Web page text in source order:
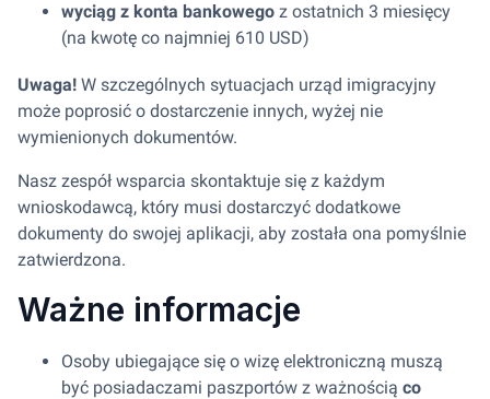
wyciąg z konta bankowego z ostatnich 3 miesięcy
(na kwotę co najmniej 610 USD)
Uwaga! W szczególnych sytuacjach urząd imigracyjny
może poprosić o dostarczenie innych, wyżej nie
wymienionych dokumentów.
Nasz zespół wsparcia skontaktuje się z każdym
wnioskodawcą, który musi dostarczyć dodatkowe
dokumenty do swojej aplikacji, aby została ona pomyślnie
zatwierdzona.
Ważne informacje
Osoby ubiegające się o wizę elektroniczną muszą
być posiadaczami paszportów z ważnością co